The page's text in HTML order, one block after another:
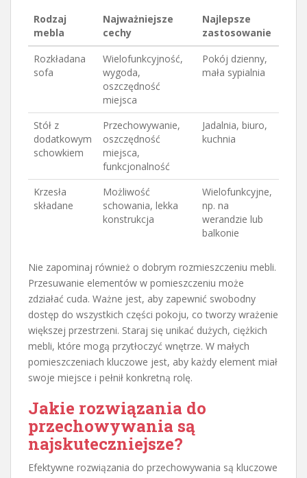
Rodzaj
mebla
Najważniejsze
cechy
Najlepsze
zastosowanie
Rozkładana
sofa
Wielofunkcyjność,
wygoda,
oszczędność
miejsca
Pokój dzienny,
mała sypialnia
Stół z
dodatkowym
schowkiem
Przechowywanie,
oszczędność
miejsca,
funkcjonalność
Jadalnia, biuro,
kuchnia
Krzesła
składane
Możliwość
schowania, lekka
konstrukcja
Wielofunkcyjne,
np. na
werandzie lub
balkonie
Nie zapominaj również o dobrym rozmieszczeniu mebli.
Przesuwanie elementów w pomieszczeniu może
zdziałać cuda. Ważne jest, aby zapewnić swobodny
dostęp do wszystkich części pokoju, co tworzy wrażenie
większej przestrzeni. Staraj się unikać dużych, ciężkich
mebli, które mogą przytłoczyć wnętrze. W małych
pomieszczeniach kluczowe jest, aby każdy element miał
swoje miejsce i pełnił konkretną rolę.
Jakie rozwiązania do
przechowywania są
najskuteczniejsze?
Efektywne rozwiązania do przechowywania są kluczowe